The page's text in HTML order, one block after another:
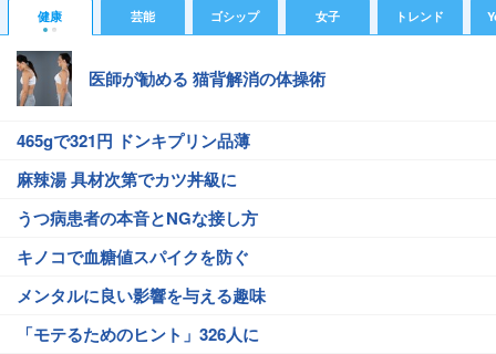
健康 芸能 ゴシップ 女子 トレンド
医師が勧める 猫背解消の体操術
465gで321円 ドンキプリン品薄
麻辣湯 具材次第でカツ丼級に
うつ病患者の本音とNGな接し方
キノコで血糖値スパイクを防ぐ
メンタルに良い影響を与える趣味
「モテるためのヒント」326人に